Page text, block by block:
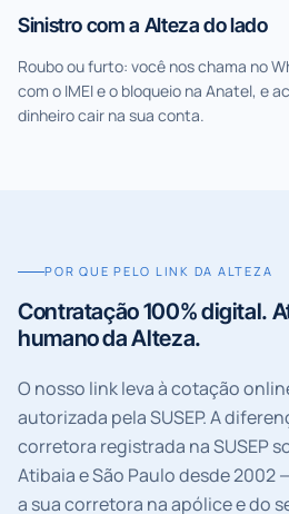
Sinistro com a Alteza do lado
Roubo ou furto: você nos chama no
com o IMEI e o bloqueio na Anatel, e
dinheiro cair na sua conta.
POR QUE PELO LINK DA ALTEZA
Contratação 100% digital.
humano da Alteza.
O nosso link leva à cotação
autorizada pela SUSEP. A
corretora registrada na SUSEP
Atibaia e São Paulo desde2002
a sua corretora na apólice e do